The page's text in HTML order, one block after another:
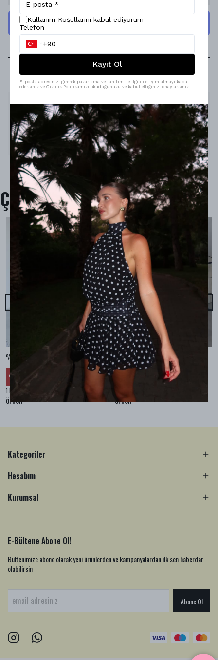
WHATSAPP
Ürün Açıklaması
Model Ölçüleri : 167cm/53kg
Modelin Beden : S beden
Ürün İçeriği : -
Ürün Boyu : -
Çok Satanlar
%100 KETEN CEPLİ ŞALVAR PANTOLON - Bej
% ₺ 1,609.99
1 Renk 4 Beden
örnek
%100 KETEN SALAŞ GÖMLEK - Bej
₺ 2,099.99
₺ 1,469.99
örnek
Kategoriler
Hesabım
Kurumsal
E-Bültene Abone Ol!
Bültenimize abone olarak yeni ürünlerden ve kampanyalardan ilk sen haberdar
olabilirsin
Abone Ol
Kullanım Koşullarını kabul ediyorum
Telefon
Kayıt Ol
E-posta adresinizi girerek pazarlama ve tanıtım ile ilgili iletişim almayı kabul
edersiniz ve Gizlilik Politikamızı okuduğunuzu ve kabul ettiğinizi onaylarsınız.